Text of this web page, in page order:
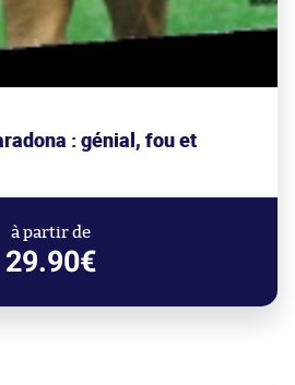
: génial, fou et
à partir de
29.90€